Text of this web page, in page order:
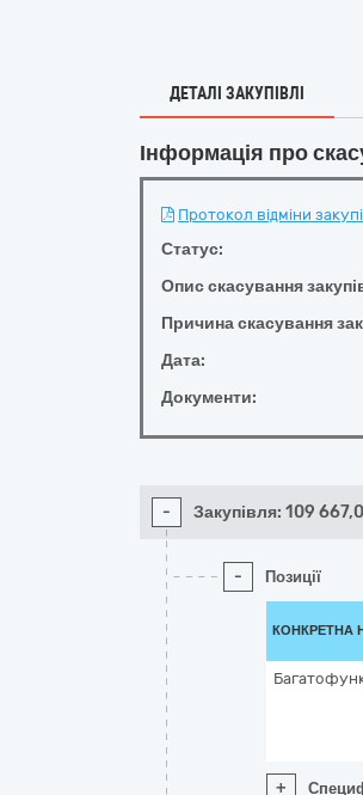
ДЕТАЛІ ЗАКУПІВЛІ
Інформація про
Протокол відміни
Статус:
Опис скасування
Причина скасування
Дата:
Документи:
- Закупівля: 109
- Позиції
КОНКРЕТНА
+